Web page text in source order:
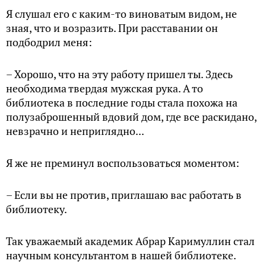
Я слушал его с каким-то виноватым видом, не
зная, что и возразить. При расставании он
подбодрил меня:
– Хорошо, что на эту работу пришел ты. Здесь
необходима твердая мужская рука. А то
библиотека в последние годы стала похожа на
полузаброшенный вдовий дом, где все раскидано,
невзрачно и неприглядно...
Я же не преминул воспользоваться моментом:
– Если вы не против, приглашаю вас работать в
библиотеку.
Так уважаемый академик Абрар Каримуллин стал
научным консультантом в нашей библиотеке.